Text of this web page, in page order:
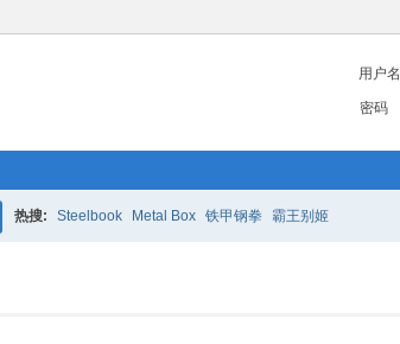
用户名
密码
热搜: Steelbook Metal Box 铁甲钢拳 霸王别姬